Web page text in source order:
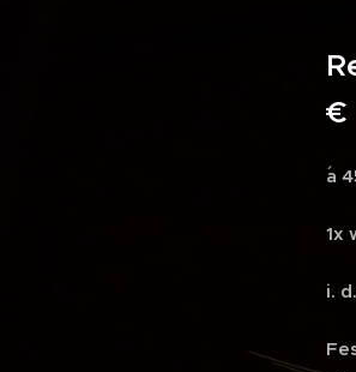
€
a
1x
i.